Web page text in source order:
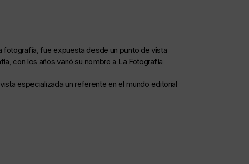
fotografía, fue expuesta desde un punto de vista
con los años varió su nombre a La Fotografía
especializada un referente en el mundo editorial